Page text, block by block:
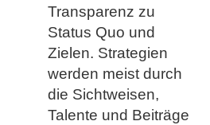
Transparenz zu
Status Quo und
Zielen. Strategien
werden meist durch
die Sichtweisen,
Talente und Beiträge